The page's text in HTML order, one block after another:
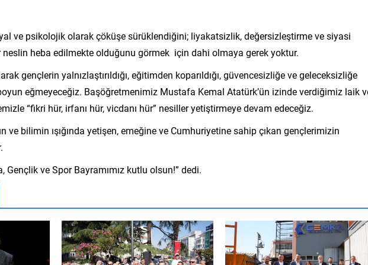
ve psikolojik olarak çöküşe sürüklendiğini; liyakatsizlik, değersizleştirme ve siyasi
heba edilmekte olduğunu görmek için dahi olmaya gerek yoktur.
gençlerin yalnızlaştırıldığı, eğitimden koparıldığı, güvencesizliğe ve geleceksizliğe
eğmeyeceğiz. Başöğretmenimiz Mustafa Kemal Atatürk’ün izinde verdiğimiz laik
“fikri hür, irfanı hür, vicdanı hür” nesiller yetiştirmeye devam edeceğiz.
ve bilimin ışığında yetişen, emeğine ve Cumhuriyetine sahip çıkan gençlerimizin
Gençlik ve Spor Bayramımız kutlu olsun!” dedi.